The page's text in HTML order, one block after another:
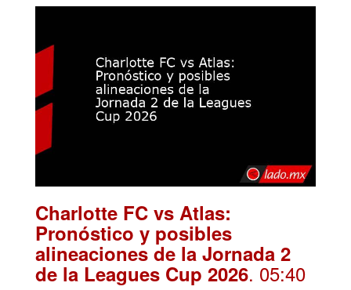
Charlotte FC vs Atlas:
Pronóstico y posibles
alineaciones de la Jornada 2
de la Leagues Cup 2026. 05:40